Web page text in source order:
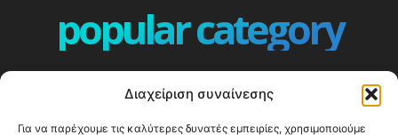
Διαχείριση συναίνεσης
Για να παρέχουμε τις καλύτερες δυνατές εμπειρίες, χρησιμοποιούμε
popular category
360